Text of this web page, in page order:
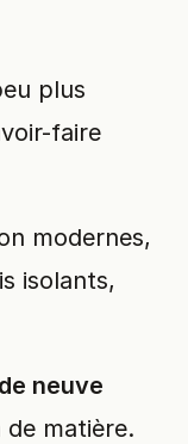
plus
faire
modernes,
isolants,
neuve
matière.